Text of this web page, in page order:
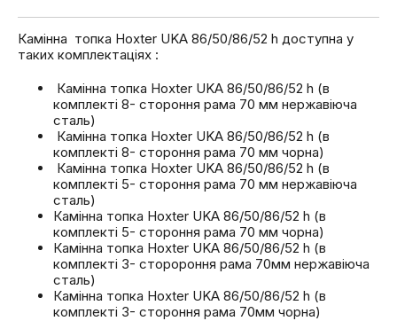
Камінна топка Hoxter UKA 86/50/86/52 h доступна у
таких комплектаціях :
Камінна топка Hoxter UKA 86/50/86/52 h (в
комплекті 8- стороння рама 70 мм нержавіюча
сталь)
Камінна топка Hoxter UKA 86/50/86/52 h (в
комплекті 8- стороння рама 70 мм чорна)
Камінна топка Hoxter UKA 86/50/86/52 h (в
комплекті 5- стороння рама 70 мм нержавіюча
сталь)
Камінна топка Hoxter UKA 86/50/86/52 h (в
комплекті 5- стороння рама 70 мм чорна)
Камінна топка Hoxter UKA 86/50/86/52 h (в
комплекті 3- сторороння рама 70мм нержавіюча
сталь)
Камінна топка Hoxter UKA 86/50/86/52 h (в
комплекті 3- стороння рама 70мм чорна)